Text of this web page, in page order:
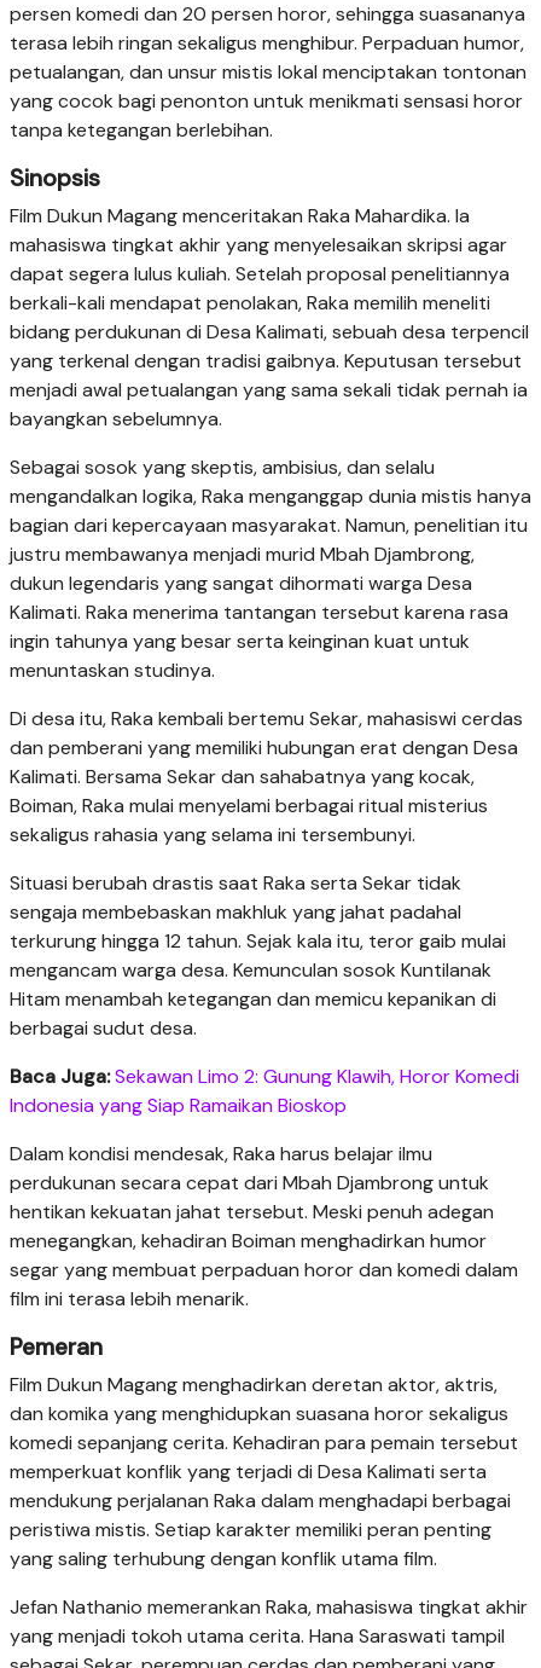
persen komedi dan 20 persen horor, sehingga suasananya
terasa lebih ringan sekaligus menghibur. Perpaduan humor,
petualangan, dan unsur mistis lokal menciptakan tontonan
yang cocok bagi penonton untuk menikmati sensasi horor
tanpa ketegangan berlebihan.
Sinopsis
Film Dukun Magang menceritakan Raka Mahardika. Ia
mahasiswa tingkat akhir yang menyelesaikan skripsi agar
dapat segera lulus kuliah. Setelah proposal penelitiannya
berkali-kali mendapat penolakan, Raka memilih meneliti
bidang perdukunan di Desa Kalimati, sebuah desa terpencil
yang terkenal dengan tradisi gaibnya. Keputusan tersebut
menjadi awal petualangan yang sama sekali tidak pernah ia
bayangkan sebelumnya.
Sebagai sosok yang skeptis, ambisius, dan selalu
mengandalkan logika, Raka menganggap dunia mistis hanya
bagian dari kepercayaan masyarakat. Namun, penelitian itu
justru membawanya menjadi murid Mbah Djambrong,
dukun legendaris yang sangat dihormati warga Desa
Kalimati. Raka menerima tantangan tersebut karena rasa
ingin tahunya yang besar serta keinginan kuat untuk
menuntaskan studinya.
Di desa itu, Raka kembali bertemu Sekar, mahasiswi cerdas
dan pemberani yang memiliki hubungan erat dengan Desa
Kalimati. Bersama Sekar dan sahabatnya yang kocak,
Boiman, Raka mulai menyelami berbagai ritual misterius
sekaligus rahasia yang selama ini tersembunyi.
Situasi berubah drastis saat Raka serta Sekar tidak
sengaja membebaskan makhluk yang jahat padahal
terkurung hingga 12 tahun. Sejak kala itu, teror gaib mulai
mengancam warga desa. Kemunculan sosok Kuntilanak
Hitam menambah ketegangan dan memicu kepanikan di
berbagai sudut desa.
Baca Juga:Sekawan Limo 2: Gunung Klawih, Horor Komedi
Indonesia yang Siap Ramaikan Bioskop
Dalam kondisi mendesak, Raka harus belajar ilmu
perdukunan secara cepat dari Mbah Djambrong untuk
hentikan kekuatan jahat tersebut. Meski penuh adegan
menegangkan, kehadiran Boiman menghadirkan humor
segar yang membuat perpaduan horor dan komedi dalam
film ini terasa lebih menarik.
Pemeran
Film Dukun Magang menghadirkan deretan aktor, aktris,
dan komika yang menghidupkan suasana horor sekaligus
komedi sepanjang cerita. Kehadiran para pemain tersebut
memperkuat konflik yang terjadi di Desa Kalimati serta
mendukung perjalanan Raka dalam menghadapi berbagai
peristiwa mistis. Setiap karakter memiliki peran penting
yang saling terhubung dengan konflik utama film.
Jefan Nathanio memerankan Raka, mahasiswa tingkat akhir
yang menjadi tokoh utama cerita. Hana Saraswati tampil